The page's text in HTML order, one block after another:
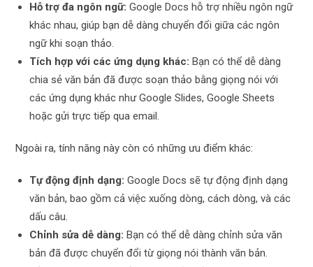
Hỗ trợ đa ngôn ngữ: Google Docs hỗ trợ nhiều ngôn ngữ
khác nhau, giúp bạn dễ dàng chuyển đổi giữa các ngôn
ngữ khi soạn thảo.
Tích hợp với các ứng dụng khác: Bạn có thể dễ dàng
chia sẻ văn bản đã được soạn thảo bằng giọng nói với
các ứng dụng khác như Google Slides, Google Sheets
hoặc gửi trực tiếp qua email.
Ngoài ra, tính năng này còn có những ưu điểm khác:
Tự động định dạng: Google Docs sẽ tự động định dạng
văn bản, bao gồm cả việc xuống dòng, cách dòng, và các
dấu câu.
Chỉnh sửa dễ dàng: Bạn có thể dễ dàng chỉnh sửa văn
bản đã được chuyển đổi từ giọng nói thành văn bản.